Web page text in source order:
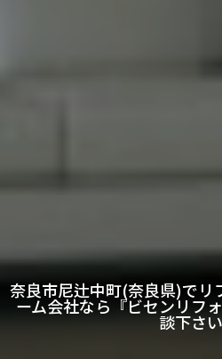
奈良市尼辻中町(奈良県)でリ
ーム会社なら『ビセンリフ
談下さい